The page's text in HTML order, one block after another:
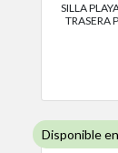
SILLA
TRASERA
Disponible